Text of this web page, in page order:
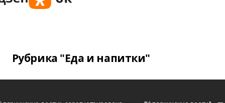
Рубрика "Еда и напитки"